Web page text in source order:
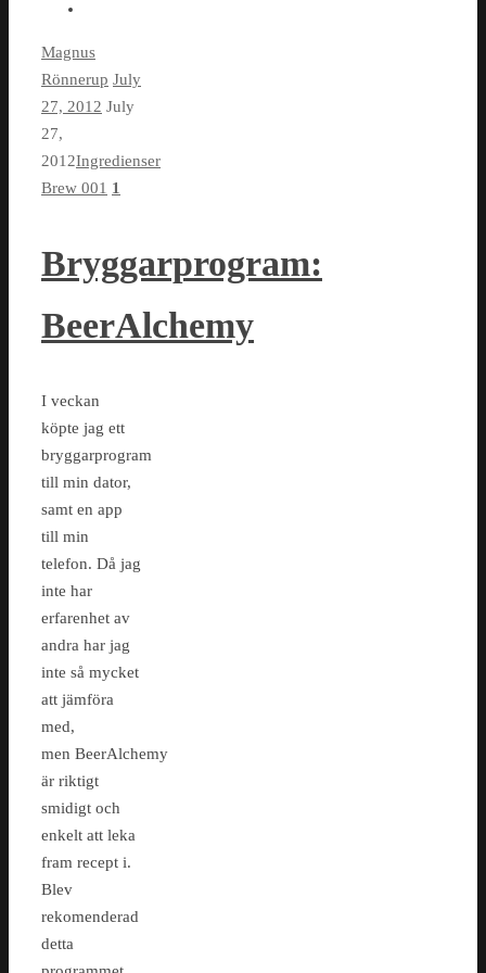
Magnus
Rönnerup July
27, 2012 July
27,
2012Ingredienser
Brew 001 1
Bryggarprogram:
BeerAlchemy
I veckan
köpte jag ett
bryggarprogram
till min dator,
samt en app
till min
telefon. Då jag
inte har
erfarenhet av
andra har jag
inte så mycket
att jämföra
med,
men BeerAlchemy
är riktigt
smidigt och
enkelt att leka
fram recept i.
Blev
rekomenderad
detta